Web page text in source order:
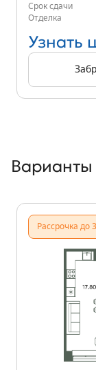
Срок сдачи
Отделка
Узнать
Варианты
Рассрочка до